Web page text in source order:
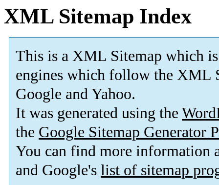
XML Sitemap Index
This is a XML Sitemap which is
engines which follow the XML
Google and Yahoo.
It was generated using the
the Google Sitemap Generator
You can find more information
and Google's list of sitemap